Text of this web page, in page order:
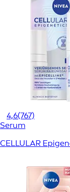
4,6(767)
Serum
CELLULAR